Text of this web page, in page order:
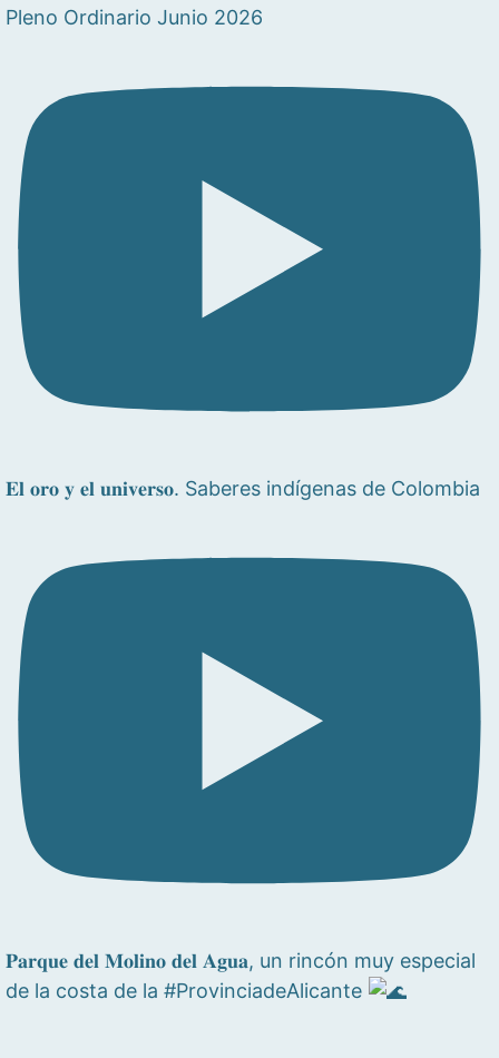
Pleno Ordinario Junio 2026
𝐄𝐥 𝐨𝐫𝐨 𝐲 𝐞𝐥 𝐮𝐧𝐢𝐯𝐞𝐫𝐬𝐨. Saberes indígenas de Colombia
𝐏𝐚𝐫𝐪𝐮𝐞 𝐝𝐞𝐥 𝐌𝐨𝐥𝐢𝐧𝐨 𝐝𝐞𝐥 𝐀𝐠𝐮𝐚, un rincón muy especial
de la costa de la #ProvinciadeAlicante